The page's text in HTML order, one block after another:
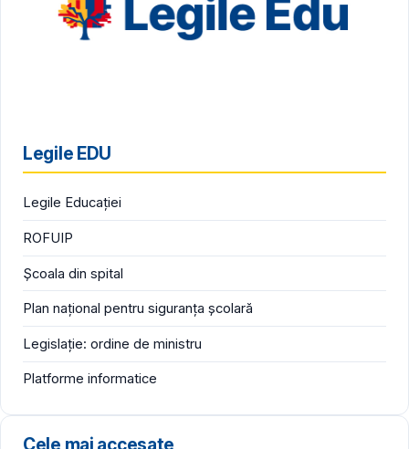
Legile EDU
Legile Educației
ROFUIP
Școala din spital
Plan național pentru siguranța școlară
Legislație: ordine de ministru
Platforme informatice
Cele mai accesate